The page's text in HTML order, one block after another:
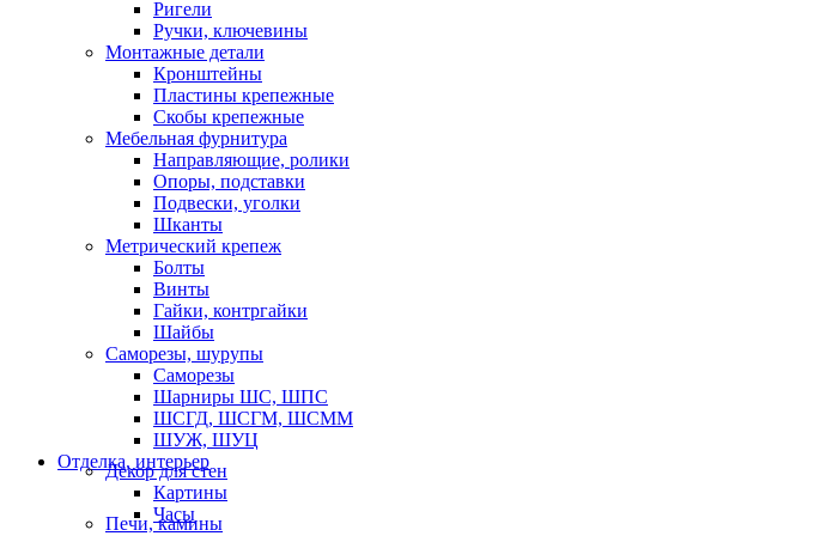
Ригели
Ручки, ключевины
Монтажные детали
Кронштейны
Пластины крепежные
Скобы крепежные
Мебельная фурнитура
Направляющие, ролики
Опоры, подставки
Подвески, уголки
Шканты
Метрический крепеж
Болты
Винты
Гайки, контргайки
Шайбы
Саморезы, шурупы
Саморезы
Шарниры ШС, ШПС
ШСГД, ШСГМ, ШСММ
ШУЖ, ШУЦ
Отделка, интерьер
Декор для стен
Картины
Часы
Печи, камины